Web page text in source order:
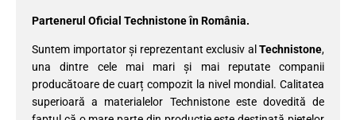
Partenerul Oficial Technistone în România.
Suntem importator și reprezentant exclusiv al Technistone,
una dintre cele mai mari și mai reputate companii
producătoare de cuarț compozit la nivel mondial. Calitatea
superioară a materialelor Technistone este dovedită de